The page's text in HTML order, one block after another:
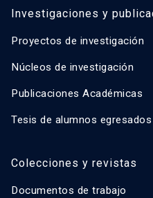
Investigaciones y
Proyectos de investigación
Núcleos de investigación
Publicaciones Académicas
Tesis de alumnos egresados
Colecciones y revistas
Documentos de trabajo